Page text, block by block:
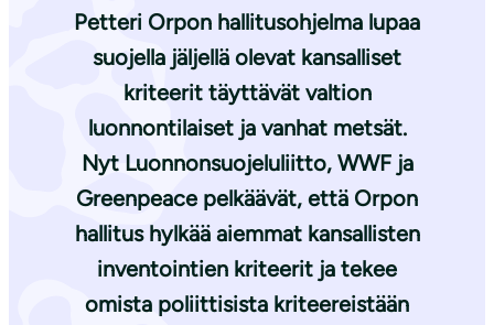
Petteri Orpon hallitusohjelma lupaa
suojella jäljellä olevat kansalliset
kriteerit täyttävät valtion
luonnontilaiset ja vanhat metsät.
Nyt Luonnonsuojeluliitto, WWF ja
Greenpeace pelkäävät, että Orpon
hallitus hylkää aiemmat kansallisten
inventointien kriteerit ja tekee
omista poliittisista kriteereistään